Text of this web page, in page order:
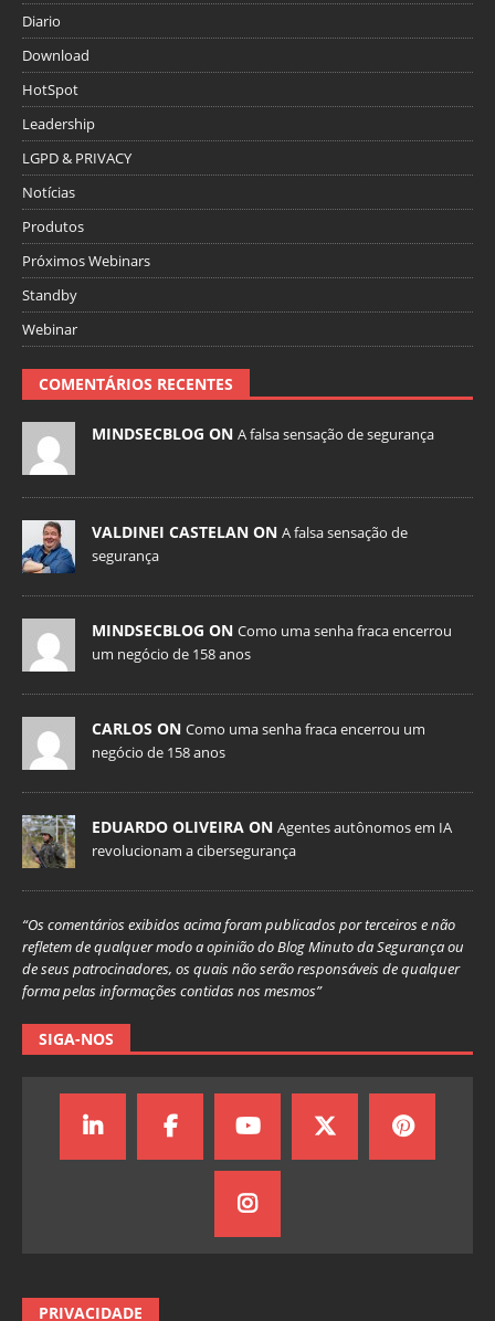
Diario
Download
HotSpot
Leadership
LGPD & PRIVACY
Notícias
Produtos
Próximos Webinars
Standby
Webinar
COMENTÁRIOS RECENTES
MINDSECBLOG ON A falsa sensação de segurança
VALDINEI CASTELAN ON A falsa sensação de
segurança
MINDSECBLOG ON Como uma senha fraca encerrou
um negócio de 158 anos
CARLOS ON Como uma senha fraca encerrou um
negócio de 158 anos
EDUARDO OLIVEIRA ON Agentes autônomos em IA
revolucionam a cibersegurança
“Os comentários exibidos acima foram publicados por terceiros e não
refletem de qualquer modo a opinião do Blog Minuto da Segurança ou
de seus patrocinadores, os quais não serão responsáveis de qualquer
forma pelas informações contidas nos mesmos”
SIGA-NOS
PRIVACIDADE